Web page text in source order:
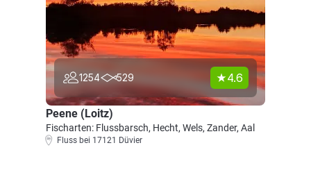
1254 529 4.6
Peene (Loitz)
Fischarten: Flussbarsch, Hecht, Wels, Zander, Aal
Fluss bei 17121 Düvier